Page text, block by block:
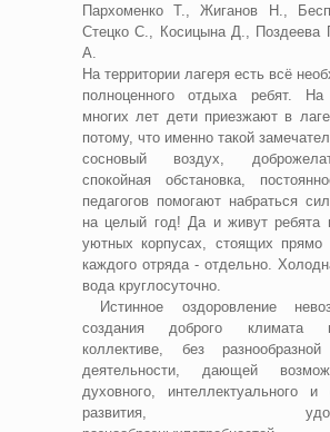
Пархоменко Т., Жиганов Н.,
Стецко С., Косицына Д., Поздеева
А.
На территории лагеря есть всё
полноценного отдыха ребят. На
многих лет дети приезжают в
потому, что именно такой
сосновый воздух,
спокойная обстановка,
педагогов помогают набраться
на целый год! Да и живут ребята
уютных корпусах, стоящих
каждого отряда - отдельно.
вода круглосуточно.
Истинное оздоровление
создания доброго климата
коллективе, без разнообразной
деятельности, дающей
духовного, интеллектуального и
развития,